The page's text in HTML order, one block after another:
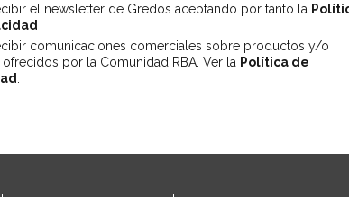
el newsletter de Gredos aceptando por tanto la
comunicaciones comerciales sobre productos y/o
por la Comunidad RBA. Ver la Política de